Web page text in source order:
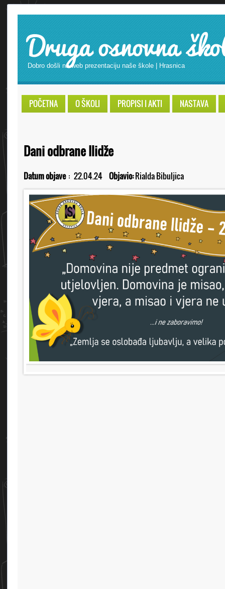
Druga osnovna
Dobro došli na web prezentaciju naše škole | Hrasnica
POČETNA O ŠKOLI PROPISI I AKTI NASTAVA
Dani odbrane Ilidže
Datum objave : 22.04.24 Objavio:Rialda Bibuljica